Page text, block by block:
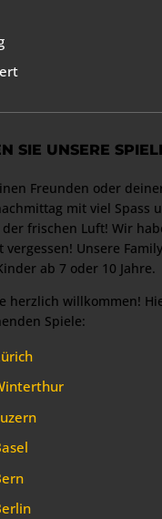
SIE UNSERE
Freunden oder
mit viel Spass
frischen Luft! Wir
vergessen! Unsere
ab 7 oder 10 Jahre.
herzlich willkommen!
Spiele: